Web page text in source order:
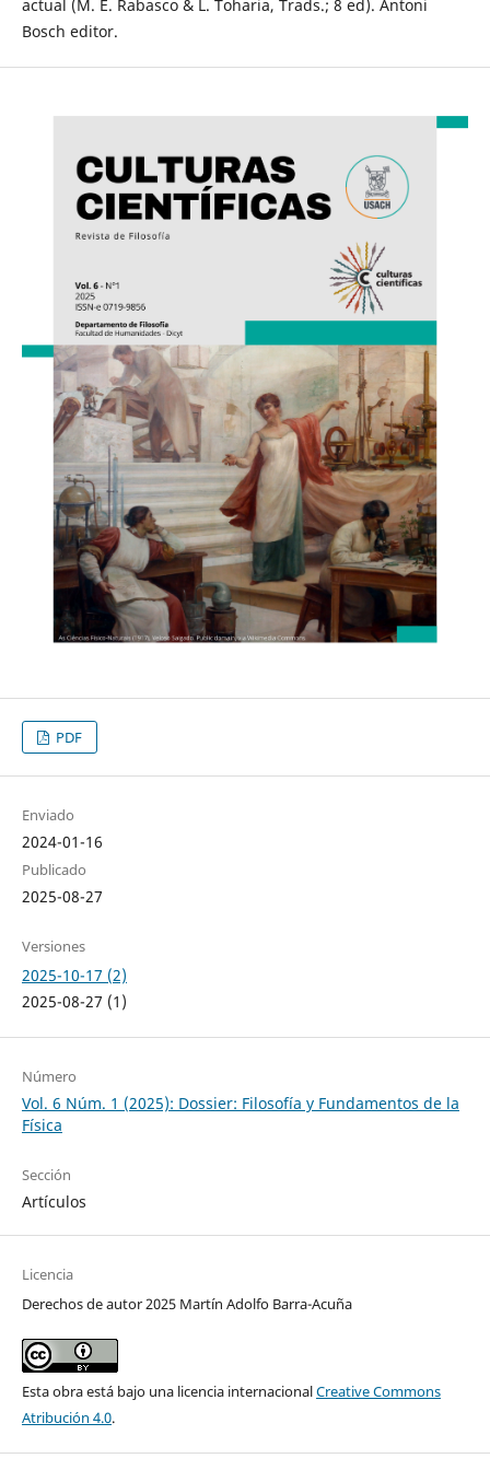
actual (M. E. Rabasco & L. Toharia, Trads.; 8 ed). Antoni
Bosch editor.
PDF
Enviado
2024-01-16
Publicado
2025-08-27
Versiones
2025-10-17 (2)
2025-08-27 (1)
Número
Vol. 6 Núm. 1 (2025): Dossier: Filosofía y Fundamentos de la
Física
Sección
Artículos
Licencia
Derechos de autor 2025 Martín Adolfo Barra-Acuña
Esta obra está bajo una licencia internacionalCreative Commons
Atribución 4.0.